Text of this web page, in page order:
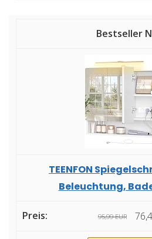
TEENFON
Beleuchtung,
95,99 EUR